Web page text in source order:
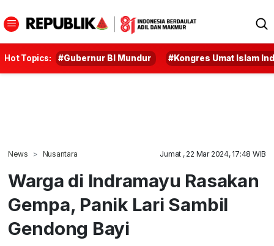
Hot Topics: #Gubernur BI Mundur #Kongres Umat Islam
News Nusantara Jumat , 22 Mar 2024, 17:48 WIB
Warga di Indramayu Rasakan
Gempa, Panik Lari Sambil
Gendong Bayi